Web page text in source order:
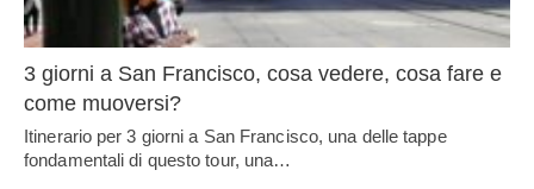
3 giorni a San Francisco, cosa vedere, cosa fare e
come muoversi?
Itinerario per 3 giorni a San Francisco, una delle tappe
fondamentali di questo tour, una…